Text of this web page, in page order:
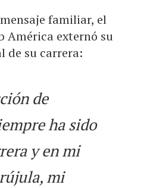
familiar, el
América externó su
de su carrera:
de
ha sido
y en mi
mi